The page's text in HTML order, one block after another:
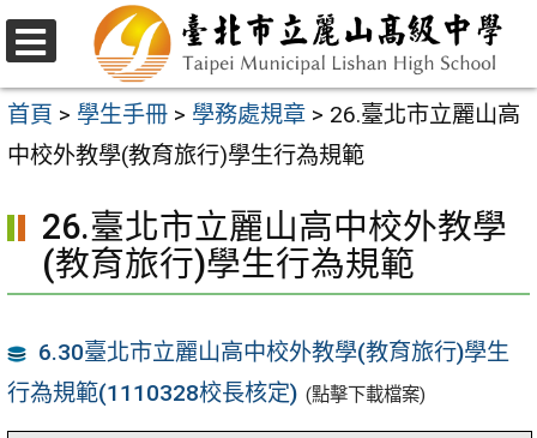
跳
至
主
要
容
選
單
首頁 > 學生手冊 > 學務處規章 > 26.臺北市立麗山高
中校外教學(教育旅行)學生行為規範
26.臺北市立麗山高中校外教學
(教育旅行)學生行為規範
6.30臺北市立麗山高中校外教學(教育旅行)學生
行為規範(1110328校長核定) (點擊下載檔案)